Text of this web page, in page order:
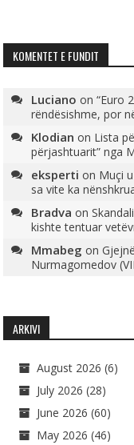
KOMENTET E FUNDIT
Luciano on“Euro
rëndësishme, por
Klodian on Lista
përjashtuarit” nga
eksperti on Muçi
sa vite ka
Bradva on
kishte tentuar
Mmabeg on
Nurmagomedov
ARKIVI
August 2026 (6)
July 2026 (28)
June 2026 (60)
May 2026 (46)